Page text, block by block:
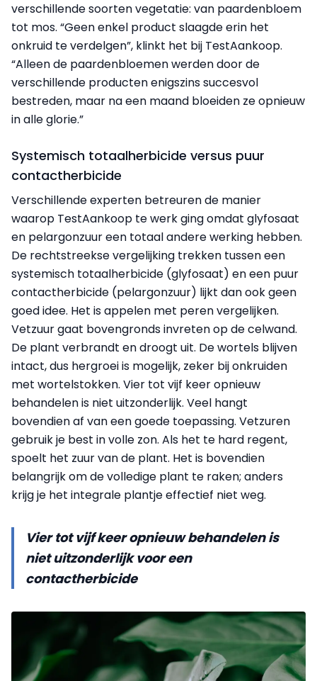
verschillende soorten vegetatie: van paardenbloem
tot mos. “Geen enkel product slaagde erin het
onkruid te verdelgen”, klinkt het bij TestAankoop.
“Alleen de paardenbloemen werden door de
verschillende producten enigszins succesvol
bestreden, maar na een maand bloeiden ze opnieuw
in alle glorie.”
Systemisch totaalherbicide versus puur
contactherbicide
Verschillende experten betreuren de manier
waarop TestAankoop te werk ging omdat glyfosaat
en pelargonzuur een totaal andere werking hebben.
De rechtstreekse vergelijking trekken tussen een
systemisch totaalherbicide (glyfosaat) en een puur
contactherbicide (pelargonzuur) lijkt dan ook geen
goed idee. Het is appelen met peren vergelijken.
Vetzuur gaat bovengronds invreten op de celwand.
De plant verbrandt en droogt uit. De wortels blijven
intact, dus hergroei is mogelijk, zeker bij onkruiden
met wortelstokken. Vier tot vijf keer opnieuw
behandelen is niet uitzonderlijk. Veel hangt
bovendien af van een goede toepassing. Vetzuren
gebruik je best in volle zon. Als het te hard regent,
spoelt het zuur van de plant. Het is bovendien
belangrijk om de volledige plant te raken; anders
krijg je het integrale plantje effectief niet weg.
Vier tot vijf keer opnieuw behandelen is
niet uitzonderlijk voor een
contactherbicide